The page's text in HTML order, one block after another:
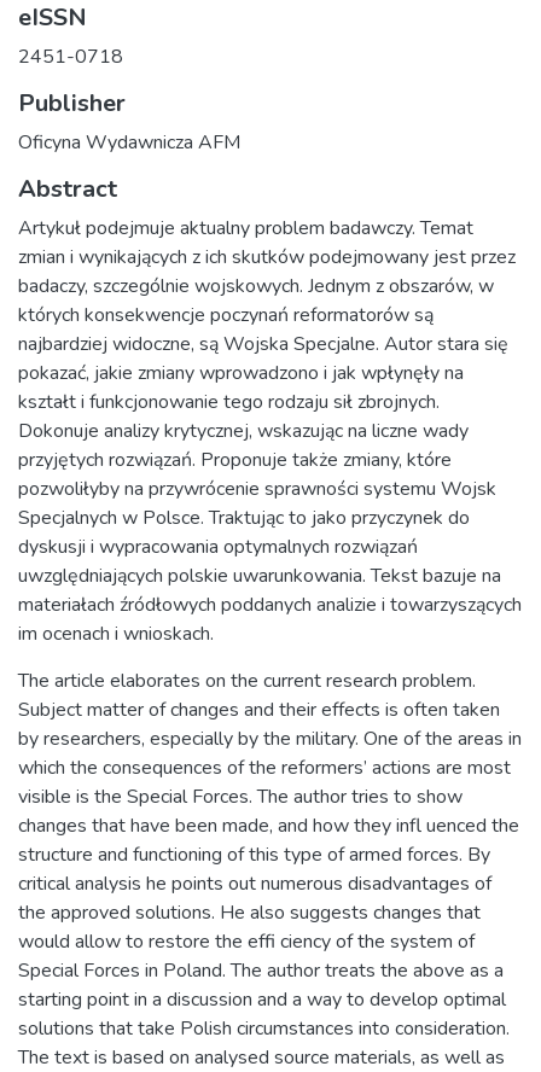
eISSN
2451-0718
Publisher
Oficyna Wydawnicza AFM
Abstract
Artykuł podejmuje aktualny problem badawczy. Temat
zmian i wynikających z ich skutków podejmowany jest przez
badaczy, szczególnie wojskowych. Jednym z obszarów, w
których konsekwencje poczynań reformatorów są
najbardziej widoczne, są Wojska Specjalne. Autor stara się
pokazać, jakie zmiany wprowadzono i jak wpłynęły na
kształt i funkcjonowanie tego rodzaju sił zbrojnych.
Dokonuje analizy krytycznej, wskazując na liczne wady
przyjętych rozwiązań. Proponuje także zmiany, które
pozwoliłyby na przywrócenie sprawności systemu Wojsk
Specjalnych w Polsce. Traktując to jako przyczynek do
dyskusji i wypracowania optymalnych rozwiązań
uwzględniających polskie uwarunkowania. Tekst bazuje na
materiałach źródłowych poddanych analizie i towarzyszących
im ocenach i wnioskach.
The article elaborates on the current research problem.
Subject matter of changes and their effects is often taken
by researchers, especially by the military. One of the areas in
which the consequences of the reformers’ actions are most
visible is the Special Forces. The author tries to show
changes that have been made, and how they infl uenced the
structure and functioning of this type of armed forces. By
critical analysis he points out numerous disadvantages of
the approved solutions. He also suggests changes that
would allow to restore the effi ciency of the system of
Special Forces in Poland. The author treats the above as a
starting point in a discussion and a way to develop optimal
solutions that take Polish circumstances into consideration.
The text is based on analysed source materials, as well as